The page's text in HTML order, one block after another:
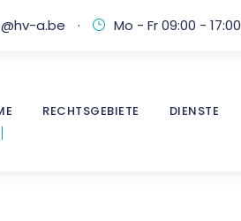
a.be · Mo - Fr 09:00 - 17:00
RECHTSGEBIETE DIENSTE